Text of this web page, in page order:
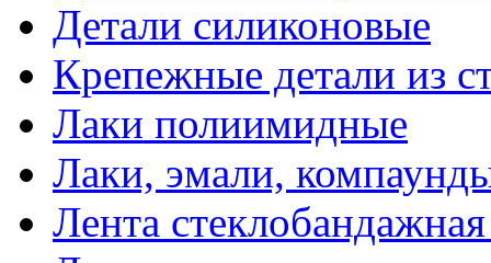
Детали силиконовые
Крепежные детали из
Лаки полиимидные
Лаки, эмали,
Лента